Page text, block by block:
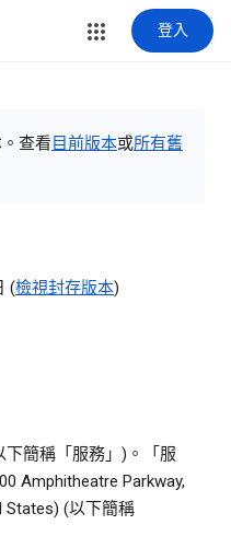
登入
查看 目前版本或所有舊
(檢視封存版本)
簡稱「服務」)。「服
Amphitheatre Parkway,
States) (以下簡稱